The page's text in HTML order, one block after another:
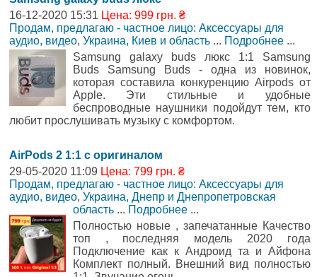
16-12-2020 15:31 Цена: 999 грн. ₴
Продам, предлагаю - частное лицо: Аксессуары для
аудио, видео, Украина, Киев и область ... Подробнее ...
Samsung galaxy buds люкс 1:1 Samsung
Buds Samsung Buds - одна из новинок,
которая составила конкуренцию Airpods от
Apple. Эти стильные и удобные
беспроводные наушники подойдут тем, кто
любит прослушивать музыку с комфортом.
AirPods 2 1:1 с оригиналом
29-05-2020 11:09 Цена: 799 грн. ₴
Продам, предлагаю - частное лицо: Аксессуары для
аудио, видео, Украина, Днепр и Днепропетровская
область ... Подробнее ...
Полностью новые , запечатанные Качество
топ , последняя модель 2020 года
Подключение как к Андроид та и Айфона
Комплект полный. Внешний вид полностью